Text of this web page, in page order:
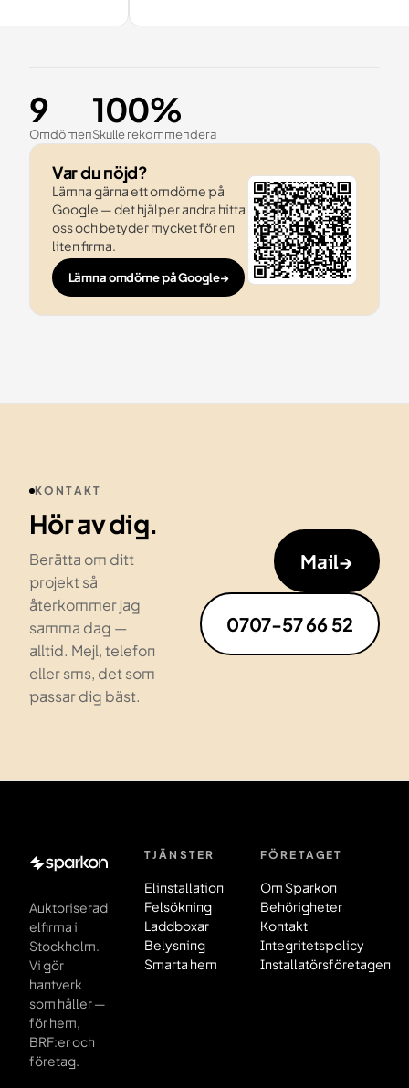
9
Omdömen
100%
Skulle rekommendera
Var du nöjd?
Lämna gärna ett omdöme på
Google — det hjälper andra hitta
oss och betyder mycket för en
liten firma.
Lämna omdöme på Google→
KONTAKT
Hör av dig.
Berätta om ditt
projekt så
återkommer jag
samma dag —
alltid. Mejl, telefon
eller sms, det som
passar dig bäst.
Mail→
0707-57 66 52
Sidfot
Auktoriserad
elfirma i
Stockholm.
Vi gör
hantverk
som håller —
för hem,
BRF:er och
företag.
TJÄNSTER
Elinstallation
Felsökning
Laddboxar
Belysning
Smarta hem
FÖRETAGET
Om Sparkon
Behörigheter
Kontakt
Integritetspolicy
Installatörsföretagen